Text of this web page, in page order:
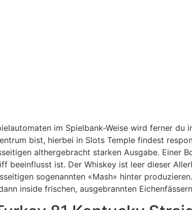
im Spielbank-Weise wird ferner du
bist, hierbei in Slots Temple findest
althergebracht starken Ausgabe. Einer
beeinflusst ist. Der Whiskey ist leer dieser
sogenannten «Mash» hinter
inside frischen, ausgebrannten